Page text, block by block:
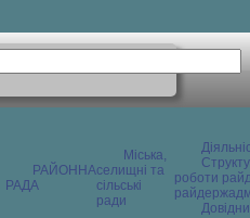
РАЙОННА
РАДА
Міська,
селищні та
сільські
ради
роботи